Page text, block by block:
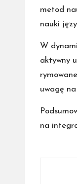
metod
nauki
W
aktywny
uwagę
na